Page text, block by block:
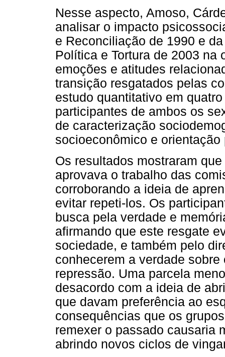
Nesse aspecto, Amoso,
analisar o impacto
e Reconciliação de 1990 e
Política e Tortura de 2003
emoções e atitudes
transição resgatados pelas
estudo quantitativo em
participantes de ambos os
de caracterização
socioeconômico e orientação
Os resultados mostraram
aprovava o trabalho das
corroborando a ideia de
evitar repeti-los. Os
busca pela verdade e
afirmando que este resgate
sociedade, e também pelo
conhecerem a verdade
repressão. Uma parcela
desacordo com a ideia de
que davam preferência ao
consequências que os
remexer o passado causaria
abrindo novos ciclos de